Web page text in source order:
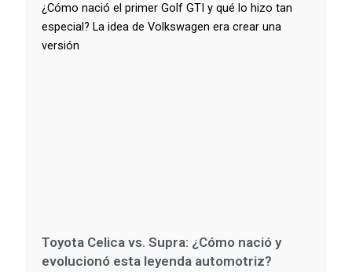
¿Cómo nació el primer Golf GTI y qué lo hizo tan
especial? La idea de Volkswagen era crear una
versión
Toyota Celica vs. Supra: ¿Cómo nació y
evolucionó esta leyenda automotriz?